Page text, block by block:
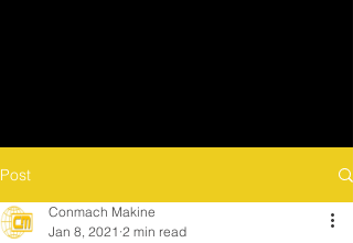
Post
Conmach Makine
Jan 8, 2021 2 min read